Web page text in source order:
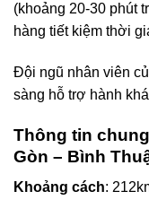
(khoảng 20-30 phút
hàng tiết kiệm thời
Đội ngũ nhân viên
sàng hỗ trợ hành
Thông tin
Gòn – Bình
Khoảng cách: